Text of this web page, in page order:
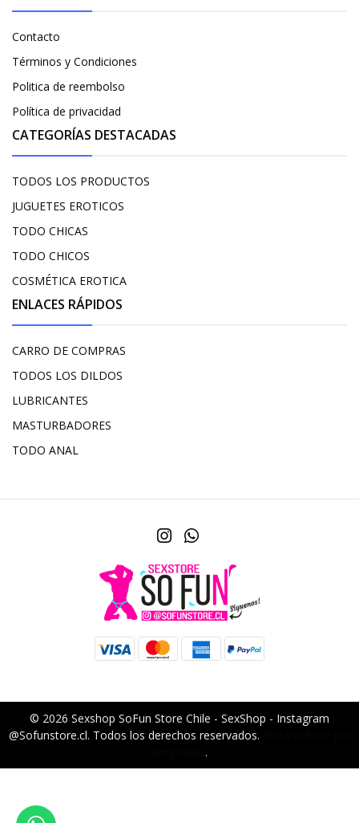
Contacto
Términos y Condiciones
Politica de reembolso
Política de privacidad
CATEGORÍAS DESTACADAS
TODOS LOS PRODUCTOS
JUGUETES EROTICOS
TODO CHICAS
TODO CHICOS
COSMÉTICA EROTICA
ENLACES RÁPIDOS
CARRO DE COMPRAS
TODOS LOS DILDOS
LUBRICANTES
MASTURBADORES
TODO ANAL
© 2026 Sexshop SoFun Store Chile - SexShop - Instagram
@Sofunstore.cl. Todos los derechos reservados.
.